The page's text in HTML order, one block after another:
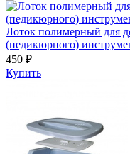
Лоток полимерный для
(педикюрного)
450 ₽
Купить